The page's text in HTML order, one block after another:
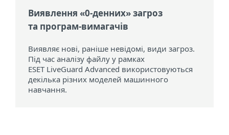
Виявлення «0-денних» загроз
та програм-вимагачів
Виявляє нові, раніше невідомі, види загроз.
Під час аналізу файлу у рамках
ESET LiveGuard Advanced використовуються
декілька різних моделей машинного
навчання.